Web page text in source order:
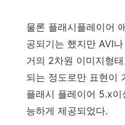
물론 플래시플레이어
공되기는 했지만 AVI
거의 2차원 이미지형
되는 정도로만 표현이
플래시 플레이어 5.x
능하게 제공되었다.